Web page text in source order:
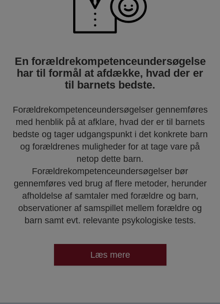
En forældrekompetenceundersøgelse
har til formål at afdække, hvad der er
til barnets bedste.
Forældrekompetenceundersøgelser gennemføres
med henblik på at afklare, hvad der er til barnets
bedste og tager udgangspunkt i det konkrete barn
og forældrenes muligheder for at tage vare på
netop dette barn.
Forældrekompetenceundersøgelser bør
gennemføres ved brug af flere metoder, herunder
afholdelse af samtaler med forældre og barn,
observationer af samspillet mellem forældre og
barn samt evt. relevante psykologiske tests.
Læs mere